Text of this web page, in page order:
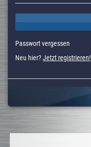
Passwort vergessen
Neu hier?Jetzt registrieren!